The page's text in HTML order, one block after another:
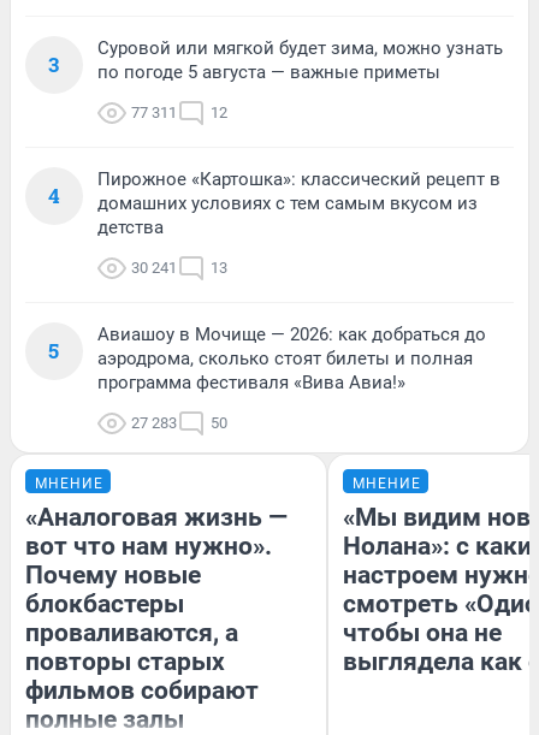
3
Суровой или мягкой будет зима, можно узнать
по погоде 5 августа — важные приметы
77 311 12
4
Пирожное «Картошка»: классический рецепт в
домашних условиях с тем самым вкусом из
детства
30 241 13
5
Авиашоу в Мочище — 2026: как добраться до
аэродрома, сколько стоят билеты и полная
программа фестиваля «Вива Авиа!»
27 283 50
МНЕНИЕ
«Аналоговая жизнь —
вот что нам нужно».
Почему новые
блокбастеры
проваливаются, а
повторы старых
фильмов собирают
полные залы
МНЕНИЕ
«Мы видим
Нолана»: с
настроем
смотреть
чтобы она не
выглядела как